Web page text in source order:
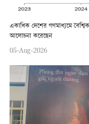
একাধিক দেশের গণমাধ্যমে
আলোচনা করেছেন
05-Aug-2026